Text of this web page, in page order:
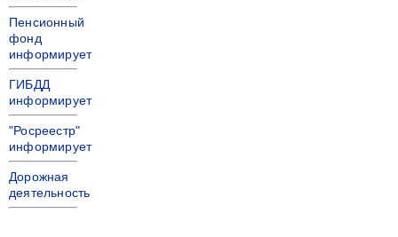
Пенсионный
фонд
информирует
ГИБДД
информирует
"Росреестр"
информирует
Дорожная
деятельность